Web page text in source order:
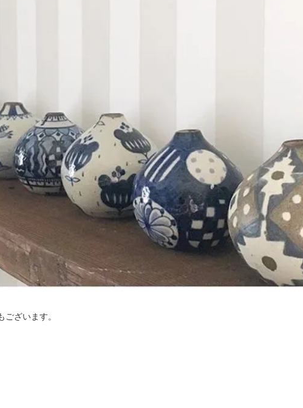
ざいます。